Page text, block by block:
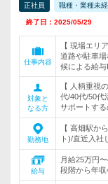
正社員 職種・業種未
終了日：2025/05/29
仕事内容
【 現場エリ
道路や駐車
候による給
対象と
なる方
【 人柄重視
代/40代/50代
サポートする
勤務地
【 高畑駅か
ト)/直近入社
給与
月給25万円
段階から年